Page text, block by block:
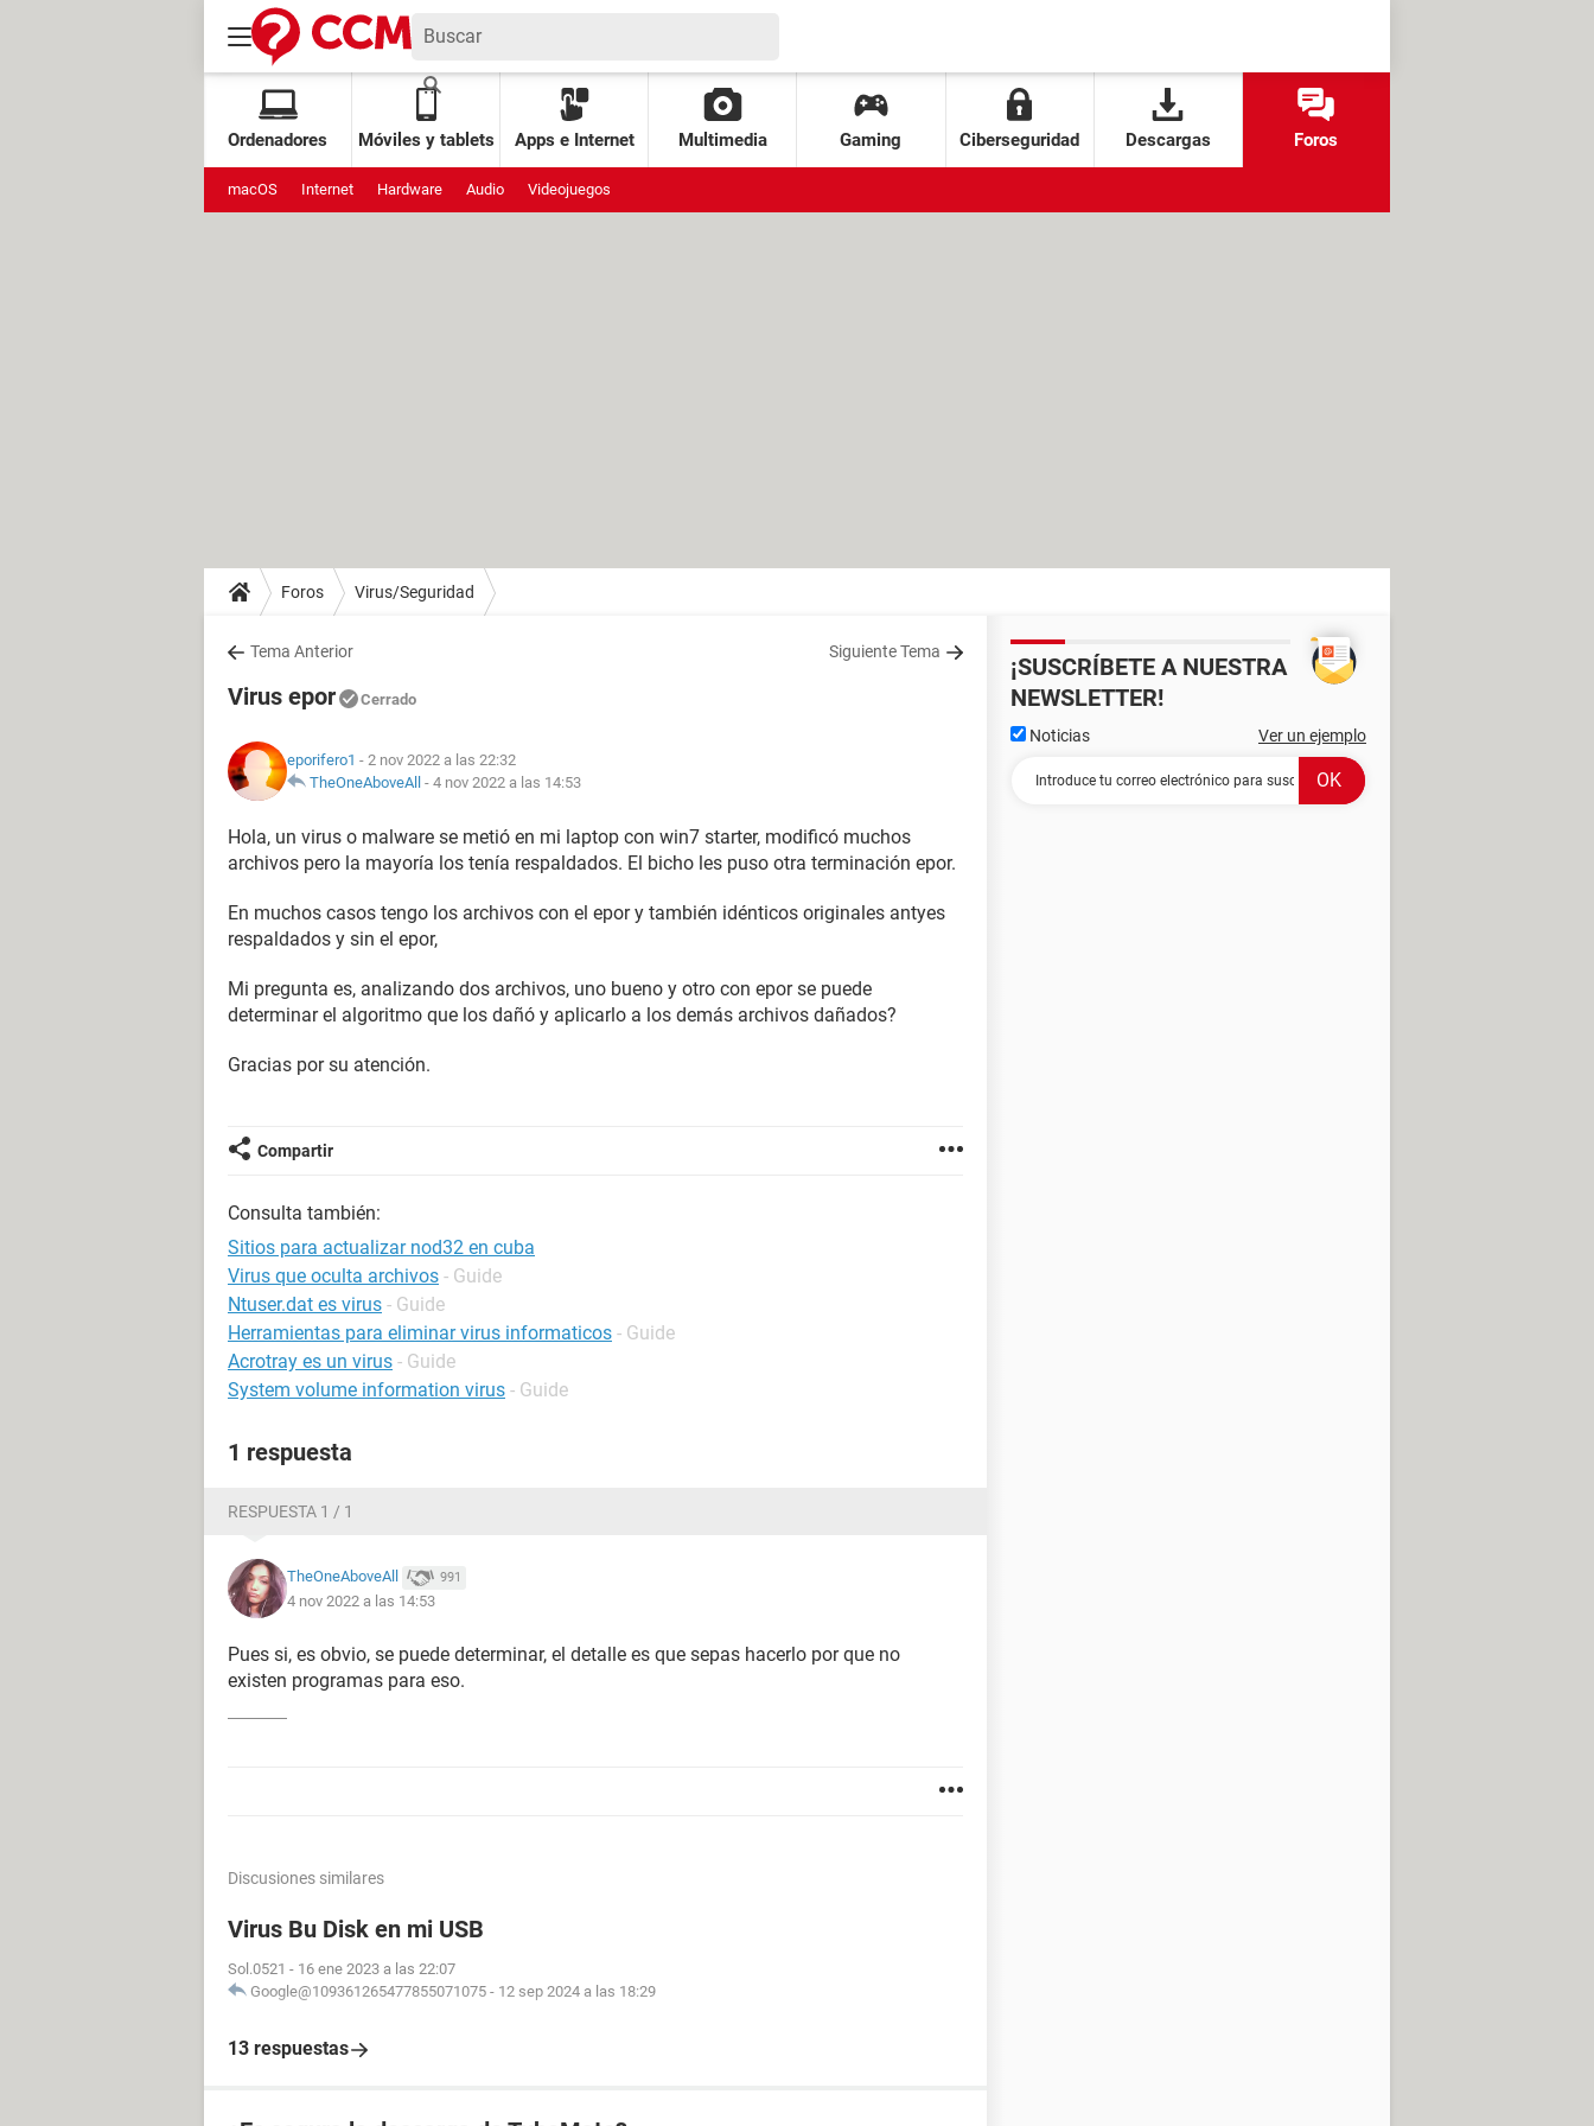
Ordenadores Móviles y tablets Apps e Internet Multimedia Gaming Ciberseguridad Descargas Foros
macOS Internet Hardware Audio Videojuegos
Foros Virus/Seguridad
Tema Anterior Siguiente Tema
Virus epor Cerrado
eporifero1 - 2 nov 2022 a las 22:32
TheOneAboveAll - 4 nov 2022 a las 14:53
Hola, un virus o malware se metió en mi laptop con win7 starter, modificó muchos
archivos pero la mayoría los tenía respaldados. El bicho les puso otra terminación epor.
En muchos casos tengo los archivos con el epor y también idénticos originales antyes
respaldados y sin el epor,
Mi pregunta es, analizando dos archivos, uno bueno y otro con epor se puede
determinar el algoritmo que los dañó y aplicarlo a los demás archivos dañados?
Gracias por su atención.
Compartir
Consulta también:
Sitios para actualizar nod32 en cuba
Virus que oculta archivos - Guide
Ntuser.dat es virus - Guide
Herramientas para eliminar virus informaticos - Guide
Acrotray es un virus - Guide
System volume information virus - Guide
1 respuesta
RESPUESTA 1 / 1
TheOneAboveAll 991
4 nov 2022 a las 14:53
Pues si, es obvio, se puede determinar, el detalle es que sepas hacerlo por que no
existen programas para eso.
Discusiones similares
Virus Bu Disk en mi USB
Sol.0521 - 16 ene 2023 a las 22:07
Google@109361265477855071075 - 12 sep 2024 a las 18:29
13 respuestas
¡SUSCRÍBETE A NUESTRA
NEWSLETTER!
Noticias Ver un ejemplo